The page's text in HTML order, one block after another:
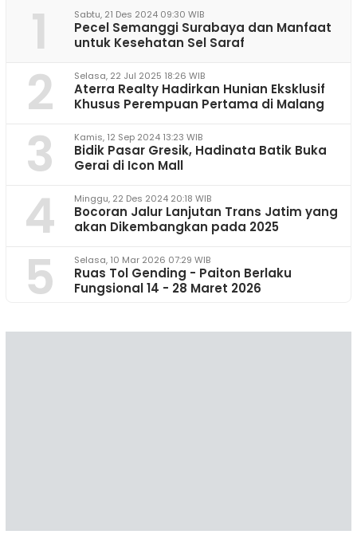
1 Sabtu, 21 Des 2024 09:30 WIB
Pecel Semanggi Surabaya dan Manfaat
untuk Kesehatan Sel Saraf
2 Selasa, 22 Jul 2025 18:26 WIB
Aterra Realty Hadirkan Hunian Eksklusif
Khusus Perempuan Pertama di Malang
3 Kamis, 12 Sep 2024 13:23 WIB
Bidik Pasar Gresik, Hadinata Batik Buka
Gerai di Icon Mall
4 Minggu, 22 Des 2024 20:18 WIB
Bocoran Jalur Lanjutan Trans Jatim yang
akan Dikembangkan pada 2025
5 Selasa, 10 Mar 2026 07:29 WIB
Ruas Tol Gending - Paiton Berlaku
Fungsional 14 - 28 Maret 2026